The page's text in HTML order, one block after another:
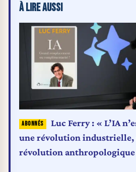
À LIRE AUSSI
Luc Ferry : « L’IA
une révolution industrielle,
révolution